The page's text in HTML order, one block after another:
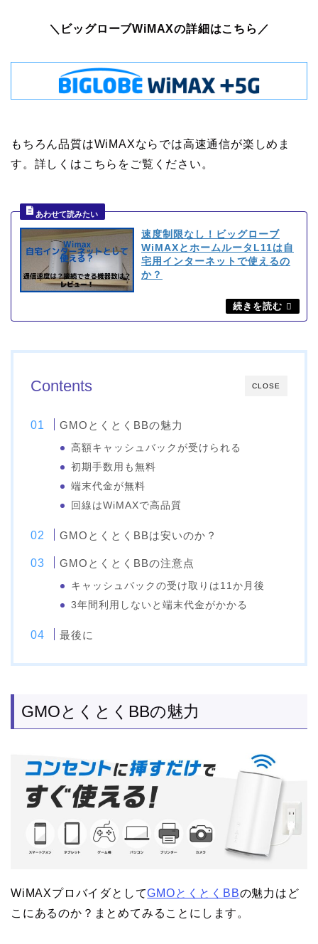
＼ビッグローブWiMAXの詳細はこちら／
もちろん品質はWiMAXならでは高速通信が楽しめま
す。詳しくはこちらをご覧ください。
速度制限なし！ビッグローブ
WiMAXとホームルータL11は自
宅用インターネットで使えるの
か？
CLOSE
Contents
GMOとくとくBBの魅力
高額キャッシュバックが受けられる
初期手数用も無料
端末代金が無料
回線はWiMAXで高品質
GMOとくとくBBは安いのか？
GMOとくとくBBの注意点
キャッシュバックの受け取りは11か月後
3年間利用しないと端末代金がかかる
最後に
GMOとくとくBBの魅力
WiMAXプロバイダとしてGMOとくとくBBの魅力はど
こにあるのか？まとめてみることにします。